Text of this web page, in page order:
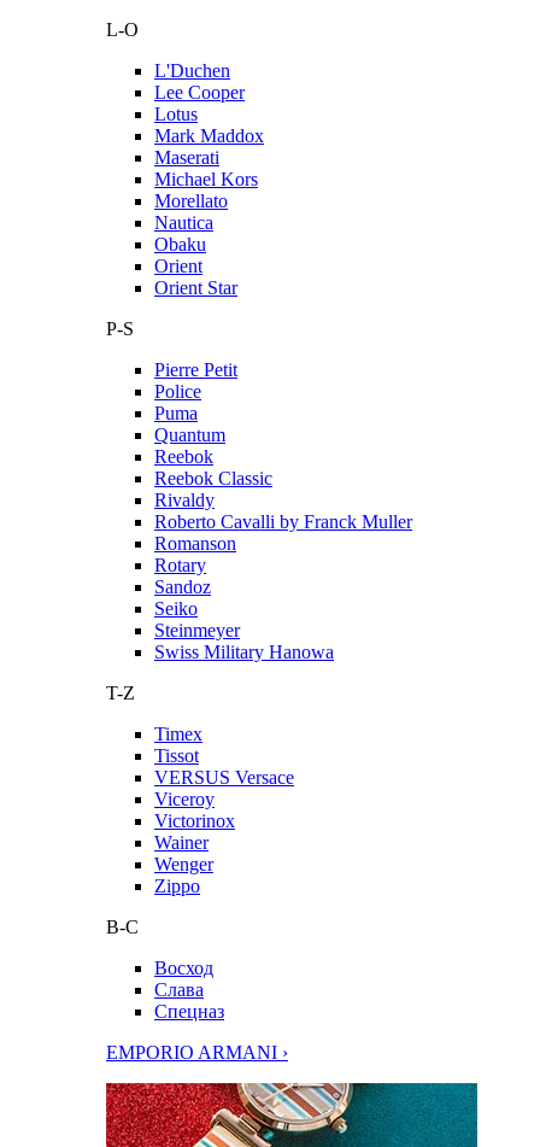
L-O
L'Duchen
Lee Cooper
Lotus
Mark Maddox
Maserati
Michael Kors
Morellato
Nautica
Obaku
Orient
Orient Star
P-S
Pierre Petit
Police
Puma
Quantum
Reebok
Reebok Classic
Rivaldy
Roberto Cavalli by Franck Muller
Romanson
Rotary
Sandoz
Seiko
Steinmeyer
Swiss Military Hanowa
T-Z
Timex
Tissot
VERSUS Versace
Viceroy
Victorinox
Wainer
Wenger
Zippo
В-С
Восход
Слава
Спецназ
EMPORIO ARMANI ›